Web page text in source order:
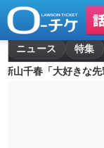
ニュース 特集
新山千春「大好きな